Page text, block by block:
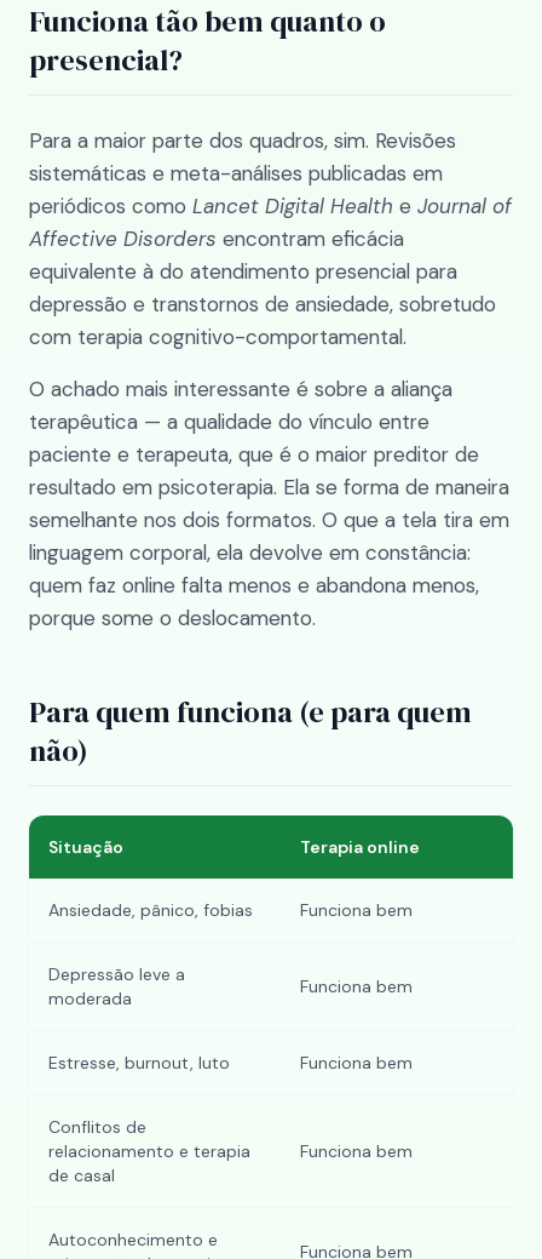
Funciona tão bem quanto o
presencial?
Para a maior parte dos quadros, sim. Revisões
sistemáticas e meta-análises publicadas em
periódicos como Lancet Digital Health e Journal of
Affective Disorders encontram eficácia
equivalente à do atendimento presencial para
depressão e transtornos de ansiedade, sobretudo
com terapia cognitivo-comportamental.
O achado mais interessante é sobre a aliança
terapêutica — a qualidade do vínculo entre
paciente e terapeuta, que é o maior preditor de
resultado em psicoterapia. Ela se forma de maneira
semelhante nos dois formatos. O que a tela tira em
linguagem corporal, ela devolve em constância:
quem faz online falta menos e abandona menos,
porque some o deslocamento.
Para quem funciona (e para quem
não)
Situação Terapia online
Ansiedade, pânico, fobias Funciona bem
Depressão leve a
moderada
Funciona bem
Estresse, burnout, luto Funciona bem
Conflitos de
relacionamento e terapia
de casal
Funciona bem
Autoconhecimento e
Funciona bem